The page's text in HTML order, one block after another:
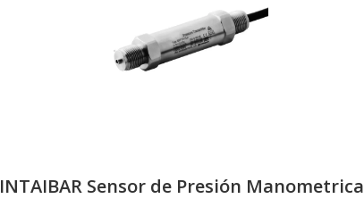
INTAIBAR Sensor de Presión Manometrica